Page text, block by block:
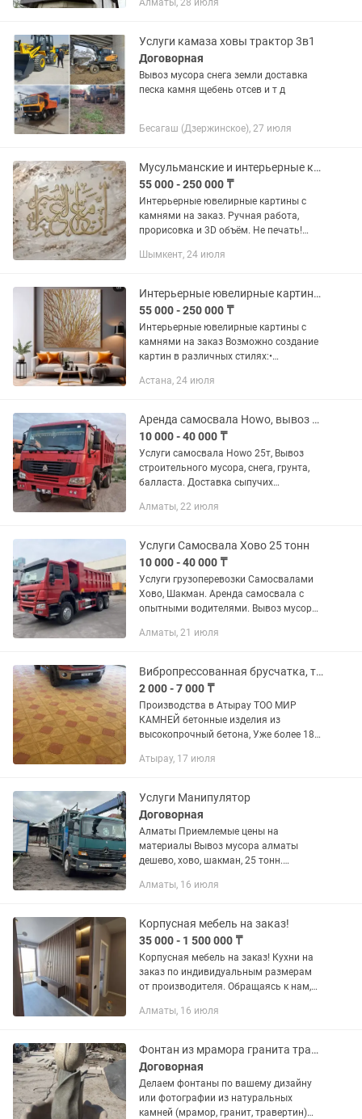
всего за 2 минуты! 📞 : Томирис)
Алматы, 28 июля
Услуги камаза ховы трактор 3в1
Договорная
Вывоз мусора снега земли доставка
песка камня щебень отсев и т д
Бесагаш (Дзержинское), 27 июля
Мусульманские и интерьерные картины на заказ
55 000 - 250 000 ₸
Интерьерные ювелирные картины с
камнями на заказ. Ручная работа,
прорисовка и 3D объём. Не печать!
различных стилях:• современная
Шымкент, 24 июля
Интерьерные ювелирные картины с камнями на заказ
55 000 - 250 000 ₸
Интерьерные ювелирные картины с
камнями на заказ Возможно создание
картин в различных стилях:•
минимализм;• этнические и восточные
Астана, 24 июля
Аренда самосвала Howo, вывоз строй мусора, Доставка сыпучих материалов.
10 000 - 40 000 ₸
Услуги самосвала Howo 25т, Вывоз
строительного мусора, снега, грунта,
балласта. Доставка сыпучих
Щебень, Камня, Окатыш, Глина,
Алматы, 22 июля
Услуги Самосвала Хово 25 тонн
10 000 - 40 000 ₸
Услуги грузоперевозки Самосвалами
Хово, Шакман. Аренда самосвала с
опытными водителями. Вывоз мусора.
материалов по городу Алматы и
Алматы, 21 июля
Вибропрессованная брусчатка, тротуарная плитка, бордюры, дорожные поребрики
2 000 - 7 000 ₸
Производства в Атырау ТОО МИР
КАМНЕЙ бетонные изделия из
высокопрочный бетона, Уже более 18
Брусчатки, Тротуарные плитки,
Колонны, Бордюры,...
Атырау, 17 июля
Услуги Манипулятор
Договорная
Алматы Приемлемые цены на
материалы Вывоз мусора алматы
дешево, хово, шакман, 25 тонн.
посредников, напрямую с карьеров
песка и камня...
Алматы, 16 июля
Корпусная мебель на заказ!
35 000 - 1 500 000 ₸
Корпусная мебель на заказ! Кухни на
заказ по индивидуальным размерам
от производителя. Обращаясь к нам,
так как доставка идет напрямую с
Алматы, 16 июля
Фонтан из мрамора гранита травертина
Договорная
Делаем фонтаны по вашему дизайну
или фотографии из натуральных
камней (мрамор, гранит, травертин)